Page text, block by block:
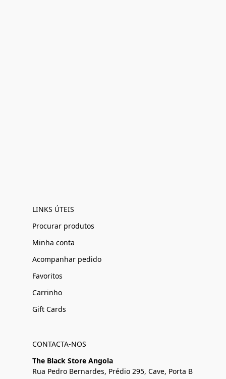
LINKS ÚTEIS
Procurar produtos
Minha conta
Acompanhar pedido
Favoritos
Carrinho
Gift Cards
CONTACTA-NOS
The Black Store Angola
Rua Pedro Bernardes, Prédio 295, Cave, Porta B